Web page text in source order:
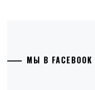
МЫ В FACEBOOK